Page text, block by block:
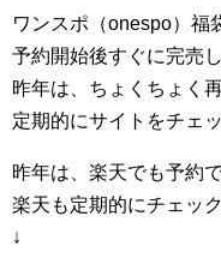
ワンスポ（onespo）福
予約開始後すぐに完売し
昨年は、ちょくちょく
定期的にサイトをチェ
昨年は、楽天でも予約
楽天も定期的にチェッ
↓